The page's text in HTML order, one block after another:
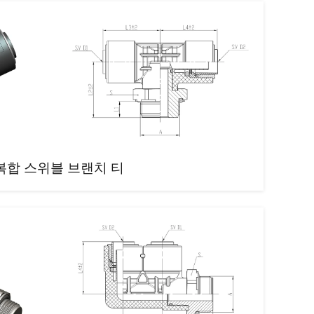
합 스위블 브랜치 티